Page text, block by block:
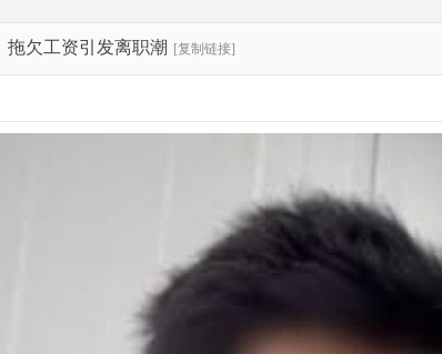
拖欠工资引发离职潮 [复制链接]